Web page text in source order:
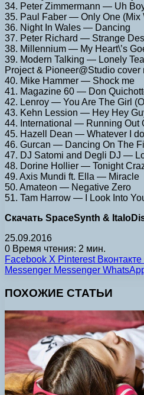
34. Peter Zimmermann — Uh
35. Paul Faber — Only One (Mix
36. Night In Wales — Dancing
37. Peter Richard — Strange
38. Millennium — My Heart\’s
39. Modern Talking — Lonely
Project & Pioneer@Studio cover
40. Mike Hammer — Shock me
41. Magazine 60 — Don
42. Lenroy — You Are The Girl
43. Kehn Lession — Hey Hey
44. International — Running Out
45. Hazell Dean — Whatever I do
46. Gurcan — Dancing On The
47. DJ Satomi and Degli DJ —
48. Dorine Hollier — Tonight
49. Axis Mundi ft. Ella — Miracle
50. Amateon — Negative Zero
51. Tam Harrow — I Look Into
Скачать SpaceSynth &
25.09.2016
0 Время чтения: 2 мин.
Facebook X Pinterest Вконтакте
Messenger Messenger
ПОХОЖИЕ СТАТЬИ